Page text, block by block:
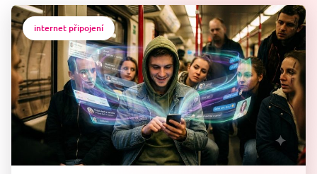
internet připojení